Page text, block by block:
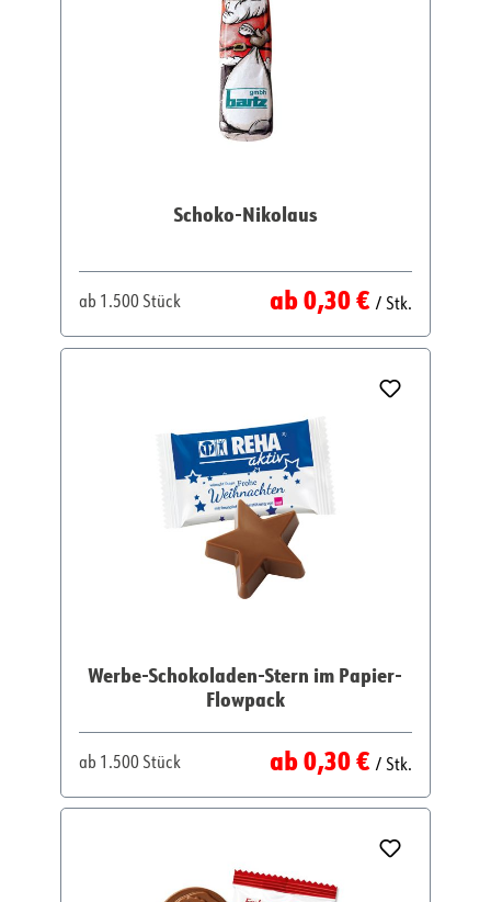
Schoko-Nikolaus
ab 1.500 Stück Regulärer Preis:
ab0,30 € / Stk.
Werbe-Schokoladen-Stern im Papier-
Flowpack
ab 1.500 Stück Regulärer Preis:
ab0,30 € / Stk.